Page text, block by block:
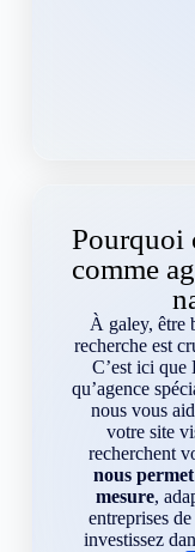
Pourquoi
comme
À galey, être
recherche est
C’est ici
qu’agence
nous vous
votre site
recherchent
nous
mesure,
entreprises
investissez